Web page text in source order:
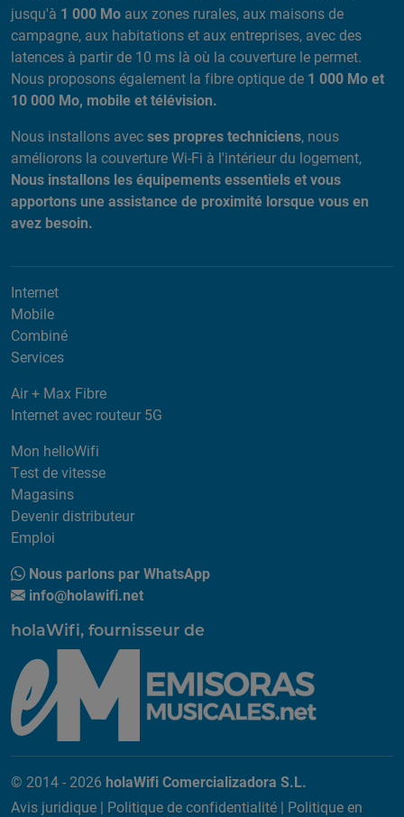
jusqu'à 1 000 Mo aux zones rurales, aux maisons de
campagne, aux habitations et aux entreprises, avec des
latences à partir de 10 ms là où la couverture le permet.
Nous proposons également la fibre optique de 1 000 Mo et
10 000 Mo, mobile et télévision.
Nous installons avecses propres techniciens, nous
améliorons la couverture Wi-Fi à l'intérieur du logement,
Nous installons les équipements essentiels et vous
apportons une assistance de proximité lorsque vous en
avez besoin.
Internet
Mobile
Combiné
Services
Air + Max Fibre
Internet avec routeur 5G
Mon helloWifi
Test de vitesse
Magasins
Devenir distributeur
Emploi
Nous parlons par WhatsApp
info@holawifi.net
holaWifi, fournisseur de
© 2014 - 2026 holaWifi Comercializadora S.L.
Avis juridique | Politique de confidentialité | Politique en